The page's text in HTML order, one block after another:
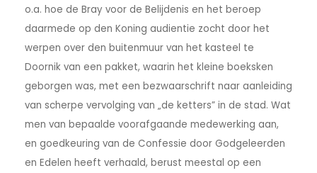
o.a. hoe de Bray voor de Belijdenis en het beroep
daarmede op den Koning audientie zocht door het
werpen over den buitenmuur van het kasteel te
Doornik van een pakket, waarin het kleine boeksken
geborgen was, met een bezwaarschrift naar aanleiding
van scherpe vervolging van „de ketters” in de stad. Wat
men van bepaalde voorafgaande medewerking aan,
en goedkeuring van de Confessie door Godgeleerden
en Edelen heeft verhaald, berust meestal op een